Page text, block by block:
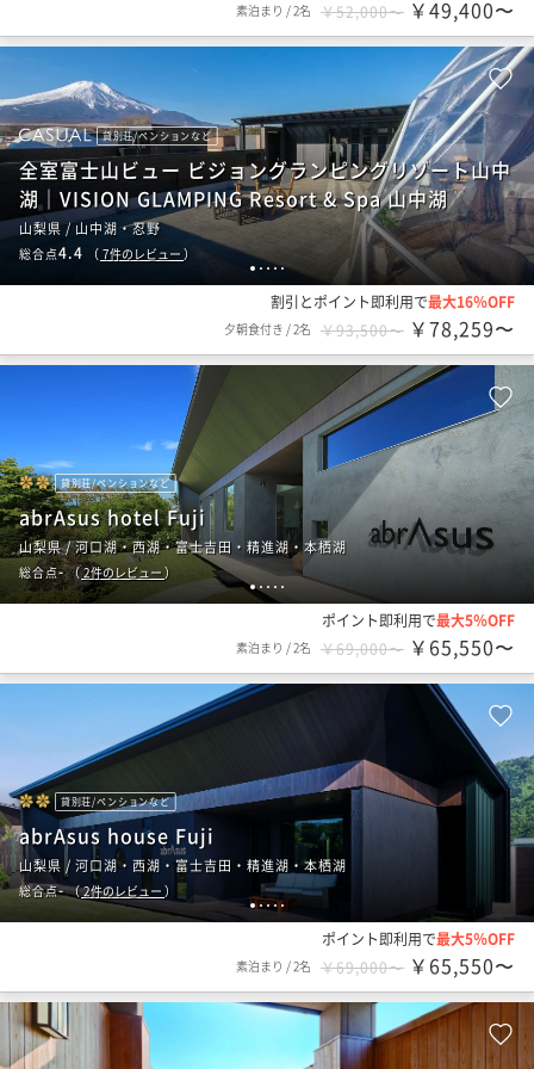
素泊まり /2名 ￥52,000〜 ￥49,400〜
1 2 345
貸別荘/ペンションなど
全室富士山ビュー ビジョングランピングリゾート山中
湖｜VISION GLAMPING Resort & Spa 山中湖
山梨県 / 山中湖・忍野
総合点4.4 （ 7件のレビュー ）
割引とポイント即利用で最大16％OFF
夕朝食付き /2名 ￥93,500〜 ￥78,259〜
12 3 4 5
貸別荘/ペンションなど
abrAsus hotel Fuji
山梨県 / 河口湖・西湖・富士吉田・精進湖・本栖湖
総合点-（2件のレビュー）
ポイント即利用で最大5％OFF
素泊まり /2名 ￥69,000〜 ￥65,550〜
12345
貸別荘/ペンションなど
abrAsus house Fuji
山梨県 / 河口湖・西湖・富士吉田・精進湖・本栖湖
総合点-（2件のレビュー ）
ポイント即利用で最大5％OFF
素泊まり /2名 ￥69,000〜 ￥65,550〜